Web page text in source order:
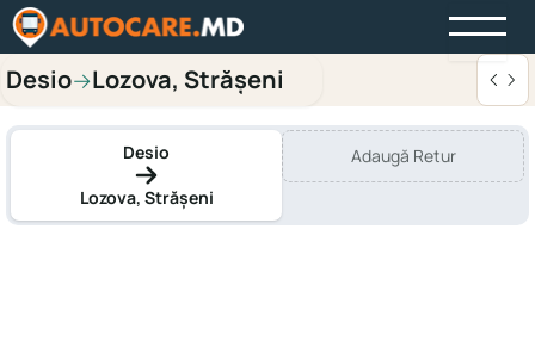
Desio→Lozova, Străşeni
Desio
Lozova, Străşeni
Adaugă Retur